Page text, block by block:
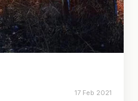
17 Feb 2021